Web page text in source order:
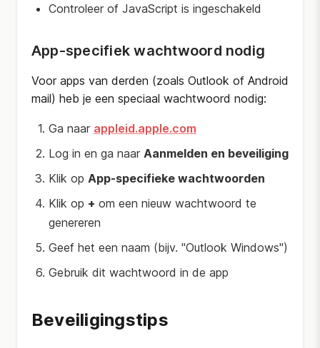
Controleer of JavaScript is ingeschakeld
App-specifiek wachtwoord nodig
Voor apps van derden (zoals Outlook of Android
mail) heb je een speciaal wachtwoord nodig:
Ga naar appleid.apple.com
Log in en ga naar Aanmelden en beveiliging
Klik op App-specifieke wachtwoorden
Klik op + om een nieuw wachtwoord te
genereren
Geef het een naam (bijv. "Outlook Windows")
Gebruik dit wachtwoord in de app
Beveiligingstips